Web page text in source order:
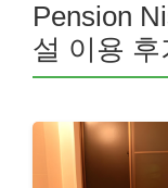
Pension
설 이용 후